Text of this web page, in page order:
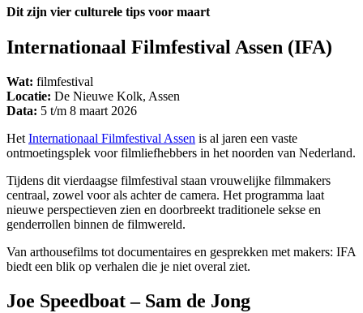
Dit zijn vier culturele tips voor maart
Internationaal Filmfestival Assen (IFA)
Wat: filmfestival
Locatie: De Nieuwe Kolk, Assen
Data: 5 t/m 8 maart 2026
Het Internationaal Filmfestival Assen is al jaren een vaste
ontmoetingsplek voor filmliefhebbers in het noorden van Nederland.
Tijdens dit vierdaagse filmfestival staan vrouwelijke filmmakers
centraal, zowel voor als achter de camera. Het programma laat
nieuwe perspectieven zien en doorbreekt traditionele sekse en
genderrollen binnen de filmwereld.
Van arthousefilms tot documentaires en gesprekken met makers: IFA
biedt een blik op verhalen die je niet overal ziet.
Joe Speedboat – Sam de Jong